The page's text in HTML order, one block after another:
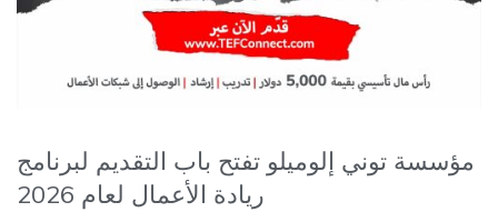
مؤسسة توني إلوميلو تفتح باب التقديم لبرنامج
ريادة الأعمال لعام 2026